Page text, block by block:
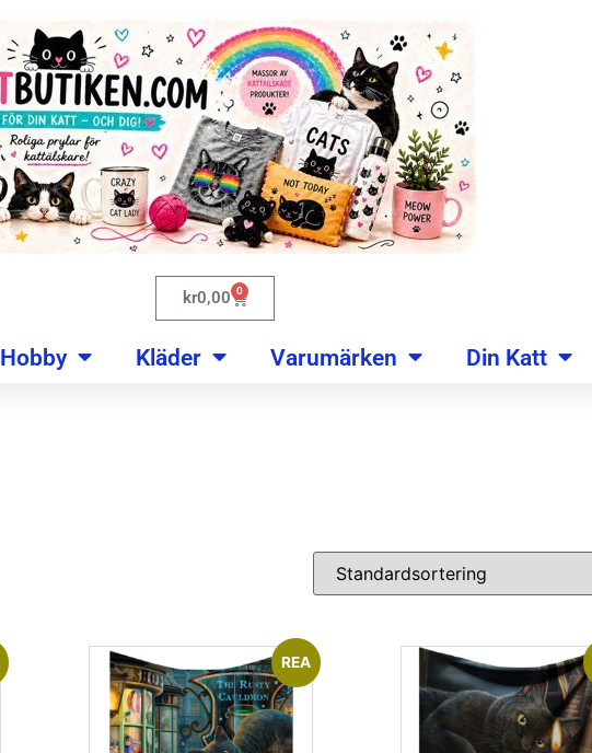
kr0,00 0
Hobby Kläder Varumärken Din Katt
REA